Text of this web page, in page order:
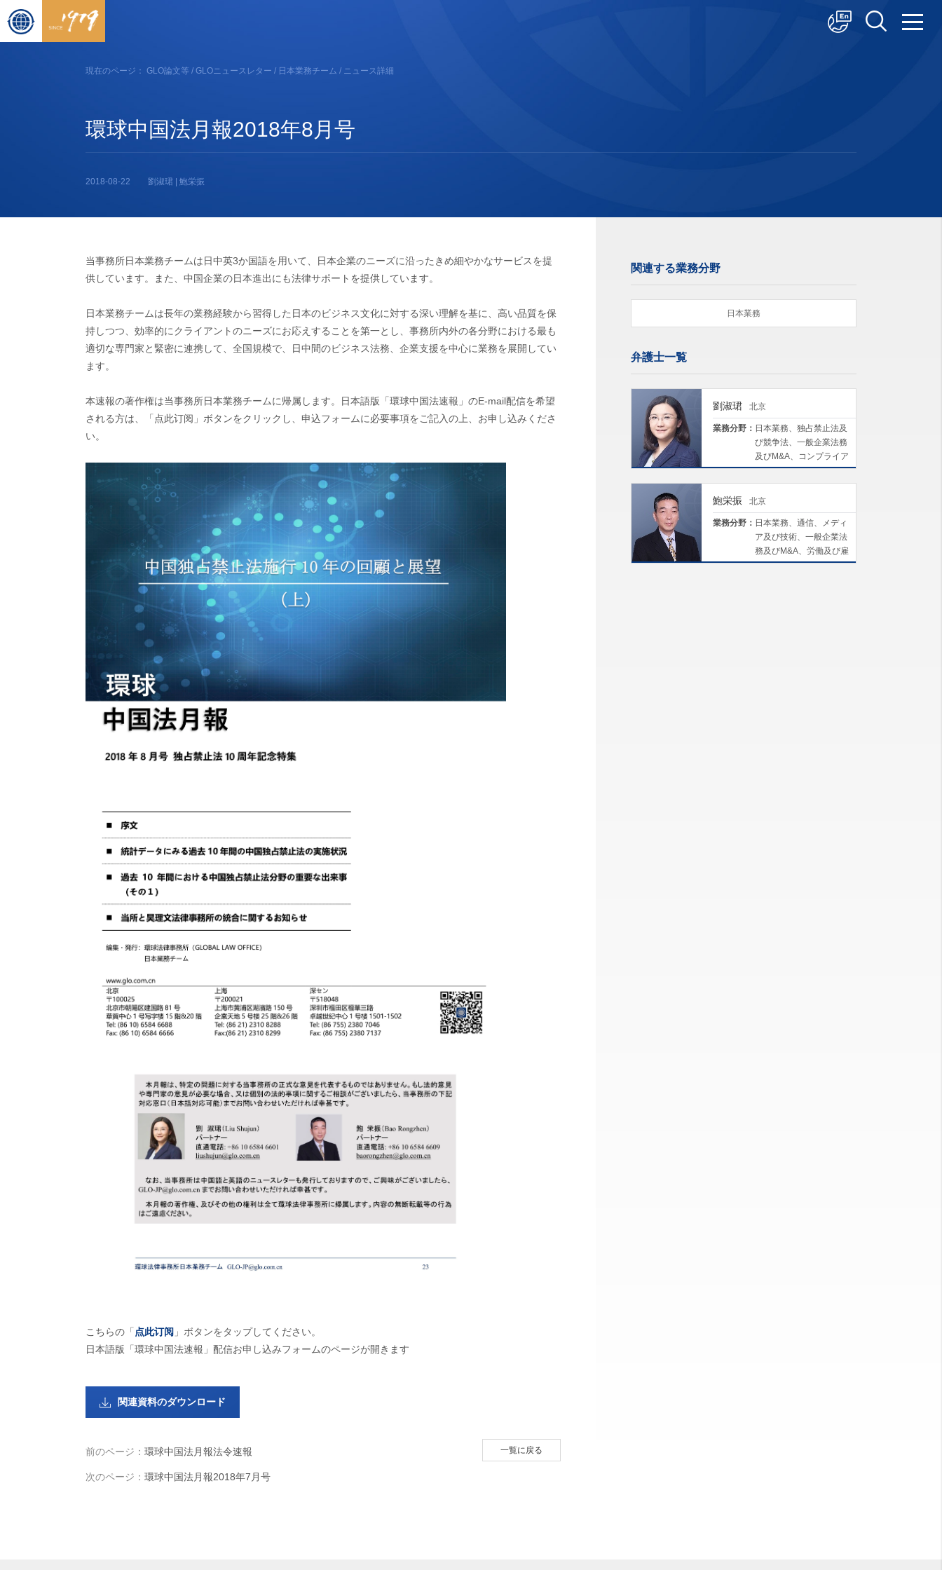
現在のページ： GLO論文等 / GLOニュースレター / 日本業務チーム / ニュース詳細
環球中国法月報2018年8月号
2018-08-22 劉淑珺 | 鮑栄振
当事務所日本業務チームは日中英3か国語を用いて、日本企業のニーズに沿ったきめ細やかなサービスを提
供しています。また、中国企業の日本進出にも法律サポートを提供しています。
日本業務チームは長年の業務経験から習得した日本のビジネス文化に対する深い理解を基に、高い品質を保
持しつつ、効率的にクライアントのニーズにお応えすることを第一とし、事務所内外の各分野における最も
適切な専門家と緊密に連携して、全国規模で、日中間のビジネス法務、企業支援を中心に業務を展開してい
ます。
本速報の著作権は当事務所日本業務チームに帰属します。日本語版「環球中国法速報」のE-mail配信を希望
される方は、「点此订阅」ボタンをクリックし、申込フォームに必要事項をご記入の上、お申し込みくださ
い。
こちらの「 点此订阅 」ボタンをタップしてください。
日本語版「環球中国法速報」配信お申し込みフォームのページが開きます
関連資料のダウンロード
前のページ： 環球中国法月報法令速報
次のページ： 環球中国法月報2018年7月号
一覧に戻る
関連する業務分野
日本業務
弁護士一覧
劉淑珺 北京
業務分野： 日本業務、独占禁止法及
び競争法、一般企業法務
及びM&A、コンプライア
ンス及びリスクマネジメ
ント、労働及び雇用
鮑栄振 北京
業務分野： 日本業務、通信、メディ
ア及び技術、一般企業法
務及びM&A、労働及び雇
用